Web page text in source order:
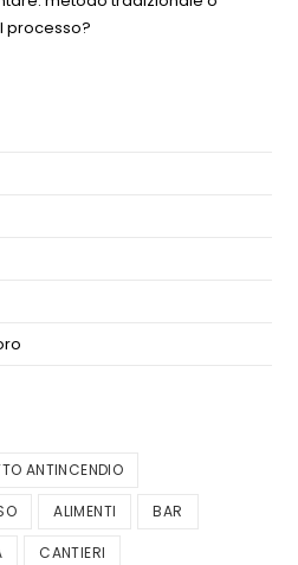
processo?
ANTINCENDIO
ALIMENTI BAR
CANTIERI